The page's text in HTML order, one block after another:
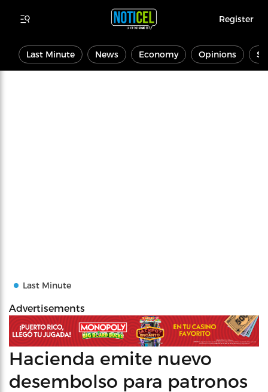
Register
Last Minute News Economy Opinions
Last Minute
Advertisements
Hacienda emite nuevo
desembolso para patronos